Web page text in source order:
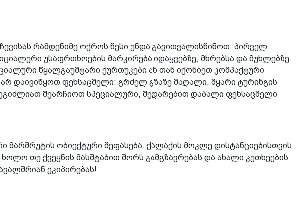
რამდენიმე ოქროს წესი უნდა გავითვალისწინოთ. პირველ
უსაფრთხოების მარკირება იდაყვებზე, მხრებსა და მუხლებზე.
წყალგაუმტარი ქურთუკები ან თან იქონიეთ კომპაქტური
არ დაივიწყოთ ფეხსაცმელი: გრძელ გზაზე მაღალი, მყარი ტურინგის
შეარჩიოთ სპეციალური, შედარებით დაბალი ფეხსაცმელი
ობიექტური შეფასება. ქალაქის მოკლე დისტანციებისთვის
თუ ქვეყნის მასშტაბით შორს გამგზავრებას და ახალი კუთხეების
ეკიპირებას!